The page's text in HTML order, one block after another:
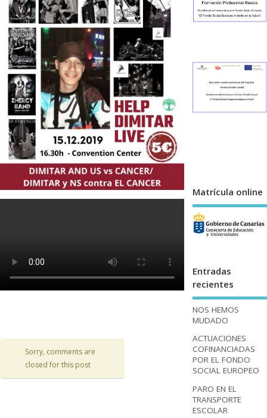
Sorry, comments are
closed for this post
Matrícula online
Entradas
recientes
NOS HEMOS
MUDADO
ACTUACIONES
COFINANCIADAS
POR EL FONDO
SOCIAL EUROPEO
PARO EN EL
TRANSPORTE
ESCOLAR